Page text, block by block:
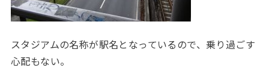
スタジアムの名称が駅名となっているので、乗り過ごす
心配もない。